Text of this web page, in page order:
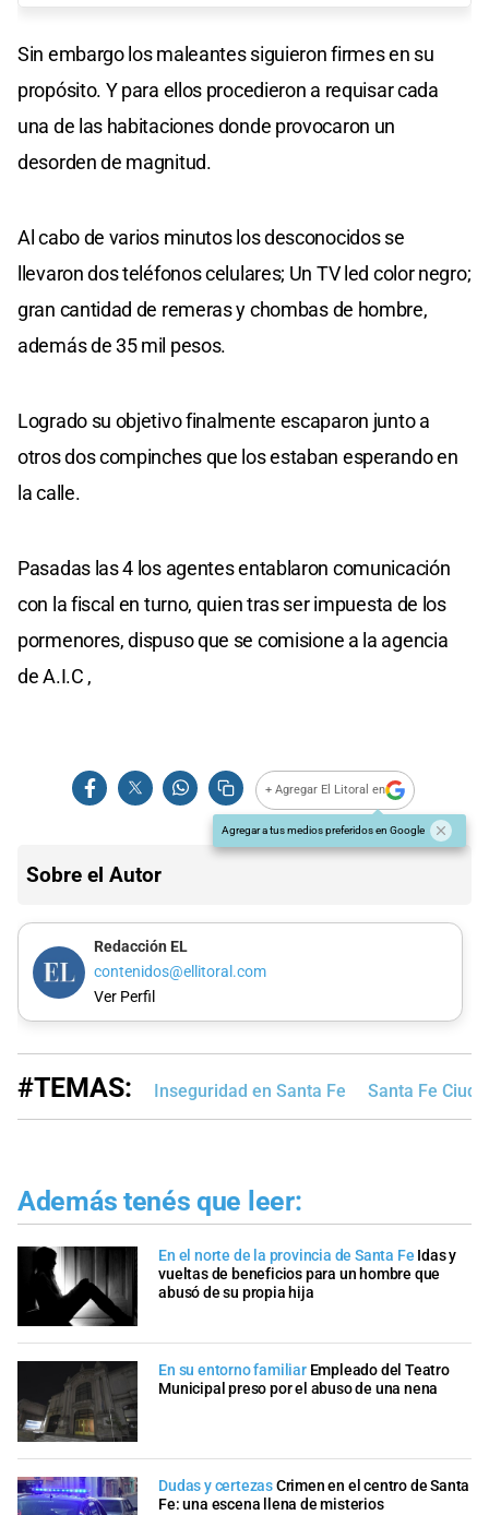
Sin embargo los maleantes siguieron firmes en su
propósito. Y para ellos procedieron a requisar cada
una de las habitaciones donde provocaron un
desorden de magnitud.
Al cabo de varios minutos los desconocidos se
llevaron dos teléfonos celulares; Un TV led color negro;
gran cantidad de remeras y chombas de hombre,
además de 35 mil pesos.
Logrado su objetivo finalmente escaparon junto a
otros dos compinches que los estaban esperando en
la calle.
Pasadas las 4 los agentes entablaron comunicación
con la fiscal en turno, quien tras ser impuesta de los
pormenores, dispuso que se comisione a la agencia
de A.I.C ,
+ Agregar El Litoral en
Agregar a tus medios preferidos en Google
Sobre el Autor
Redacción EL
contenidos@ellitoral.com
Ver Perfil
#TEMAS: Inseguridad en Santa Fe Santa Fe
Además tenés que leer:
En el norte de la provincia de Santa Fe Idas y
vueltas de beneficios para un hombre que
abusó de su propia hija
En su entorno familiar Empleado del Teatro
Municipal preso por el abuso de una nena
Dudas y certezasCrimen en el centro de Santa
Fe: una escena llena de misterios